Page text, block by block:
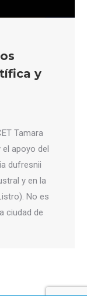
y
Tamara
apoyo del
dufresnii
y en la
No es
ciudad de